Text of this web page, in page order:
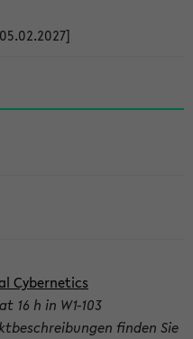
Cybernetics
16 h in W1-103
finden Sie